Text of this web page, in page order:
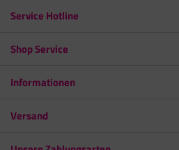
Service Hotline
Shop Service
Informationen
Versand